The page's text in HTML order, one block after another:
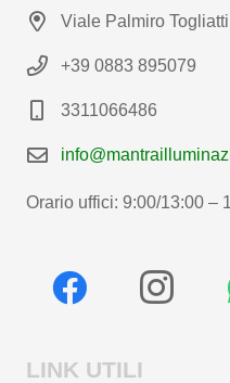
Viale Palmiro
+39 0883 895079
3311066486
Orario uffici: 9:00/13:00 –
LINK UTILI